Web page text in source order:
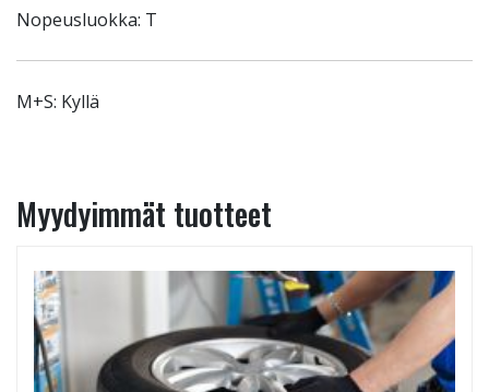
Nopeusluokka: T
M+S: Kyllä
Myydyimmät tuotteet